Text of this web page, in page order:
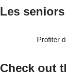
Les seniors
Profiter
Check out